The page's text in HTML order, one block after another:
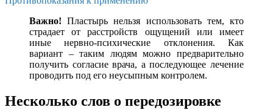
Важно! Пластырь нельзя использовать тем, кто
страдает от расстройств ощущений или имеет
иные нервно-психические отклонения. Как
вариант – таким людям можно предварительно
получить согласие врача, а последующее лечение
проводить под его неусыпным контролем.
Несколько слов о передозировке